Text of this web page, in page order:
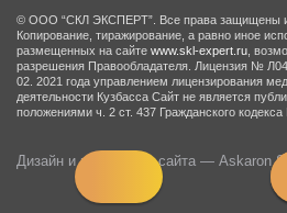
© ООО “СКЛ ЭКСПЕРТ”. Все права защищены и
Копирование, тиражирование, а равно иное
размещенных на сайте www.skl-expert.ru ,
разрешения Правообладателя. Лицензия №
02. 2021 года управлением лицензирования
деятельности Кузбасса Сайт не является
положениями ч. 2 ст. 437 Гражданского кодекса
Дизайн и разработка сайта — Askaron